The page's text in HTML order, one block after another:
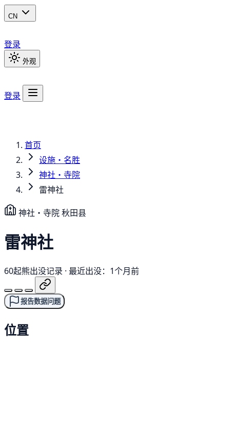
CN
登录
外观
登录
首页
设施・名胜
神社・寺院
雷神社
神社・寺院秋田县
雷神社
60起熊出没记录 · 最近出没：1个月前
报告数据问题
位置